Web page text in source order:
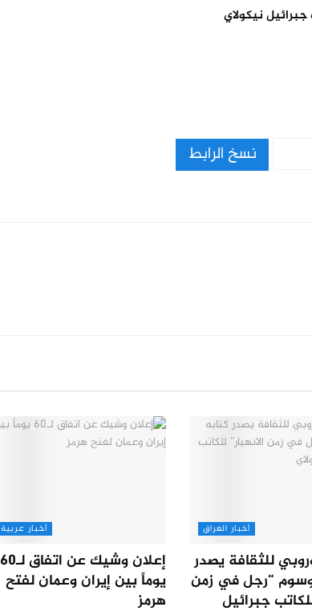
جبرائيل نيكولاي
نسخ الرابط
أخبار العراق
للثقافة يصدر
“رجل في زمن
جبرائيل
أخبار عربية
إعلان وشيك عن اتفاق لـ60
يوماً بين إيران وعمان لفتح
هرمز